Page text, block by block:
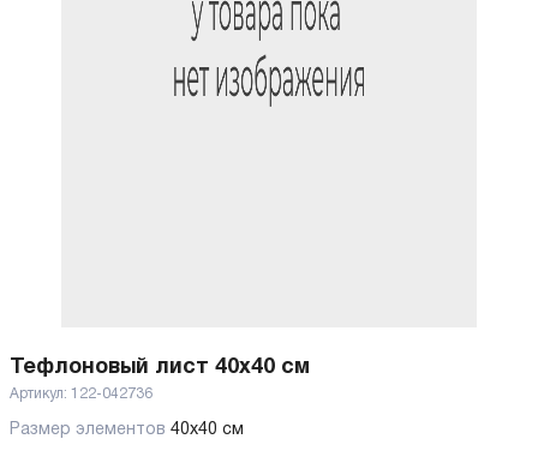
Тефлоновый лист 40x40 см
Артикул: 122-042736
Размер элементов 40х40 см